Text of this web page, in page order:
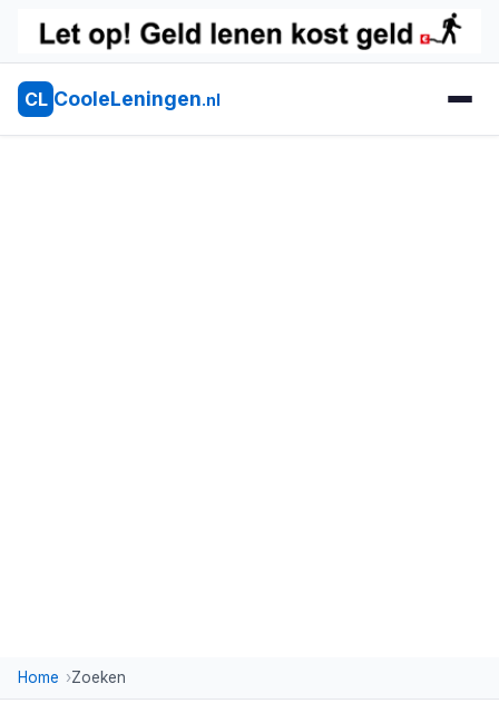
CL CooleLeningen.nl
Home Zoeken